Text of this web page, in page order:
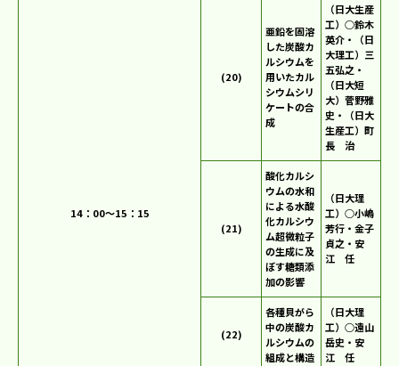
14：00～15：15
(20)
亜鉛を固溶
した炭酸カ
ルシウムを
用いたカル
シウムシリ
ケートの合
成
（日大生産
工）○鈴木
英介・（日
大理工）三
五弘之・
（日大短
大）菅野雅
史・（日大
生産工）町
長 治
(21)
酸化カルシ
ウムの水和
による水酸
化カルシウ
ム超微粒子
の生成に及
ぼす糖類添
加の影響
（日大理
工）○小嶋
芳行・金子
貞之・安
江 任
(22)
各種貝がら
中の炭酸カ
ルシウムの
組成と構造
（日大理
工）○遠山
岳史・安
江 任